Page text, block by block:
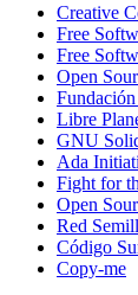
Creative
Free
Free
Open
Libre
GNU
Ada
Fight for
Open
Red
Código
Copy-me